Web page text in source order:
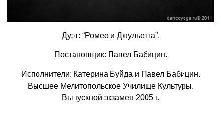
Дуэт: “Ромео и Джульетта”.
Постановщик: Павел Бабицин.
Исполнители: Катерина Буйда и Павел Бабицин.
Высшее Мелитопольское Училище Культуры.
Выпускной экзамен 2005 г.